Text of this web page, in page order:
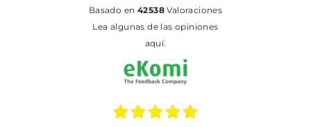
basado en 42538Valoraciones
Lea algunas de las opiniones
aquí.